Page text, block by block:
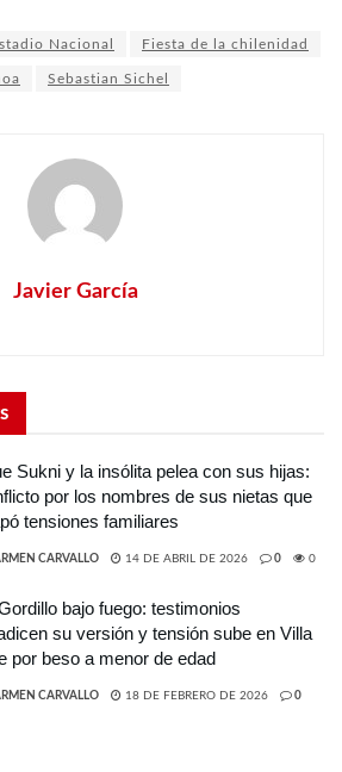
Nacional Fiesta de la chilenidad
Sebastian Sichel
Javier García
Sukni y la insólita pelea con sus hijas:
por los nombres de sus nietas que
tensiones familiares
CARVALLO 14 DE ABRIL DE 2026 0 0
bajo fuego: testimonios
su versión y tensión sube en Villa
por beso a menor de edad
CARVALLO 18 DE FEBRERO DE 2026 0